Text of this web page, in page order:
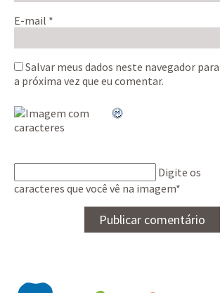
E-mail *
Salvar meus dados neste navegador para
a próxima vez que eu comentar.
Digite os
caracteres que você vê na imagem*